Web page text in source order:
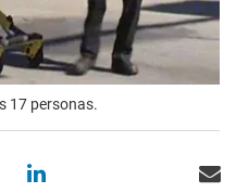
17 personas.